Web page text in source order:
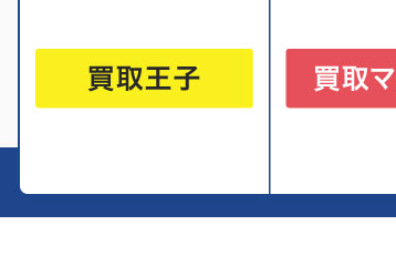
11.3福岡エリア
11.4札幌エリア
12.3ゲーミングPCの買い替え時期は？